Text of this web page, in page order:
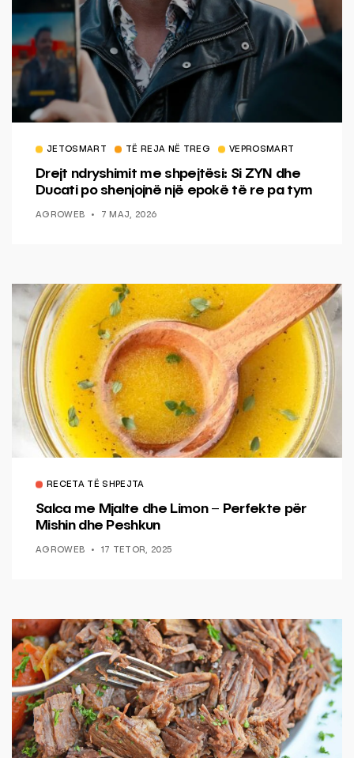
JETOSMART TË REJA NË TREG VEPROSMART
Drejt ndryshimit me shpejtësi: Si ZYN dhe
Ducati po shenjojnë një epokë të re pa tym
AGROWEB 7 MAJ, 2026
RECETA TË SHPEJTA
Salca me Mjalte dhe Limon – Perfekte për
Mishin dhe Peshkun
AGROWEB 17 TETOR, 2025